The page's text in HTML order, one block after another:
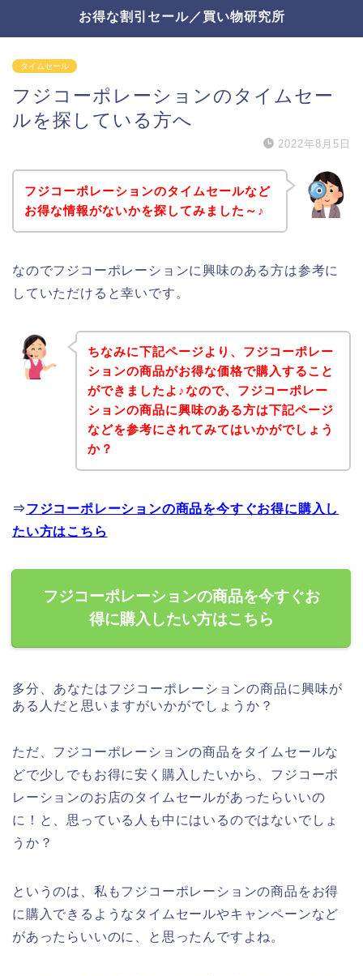
お得な割引セール／買い物研究所
タイムセール
フジコーポレーションのタイムセー
ルを探している方へ
2022年8月5日
フジコーポレーションのタイムセールなど
お得な情報がないかを探してみました～♪
なのでフジコーポレーションに興味のある方は参考に
していただけると幸いです。
ちなみに下記ページより、フジコーポレー
ションの商品がお得な価格で購入すること
ができましたよ♪なので、フジコーポレー
ションの商品に興味のある方は下記ページ
などを参考にされてみてはいかがでしょう
か？
⇒フジコーポレーションの商品を今すぐお得に購入し
たい方はこちら
フジコーポレーションの商品を今すぐお
得に購入したい方はこちら
多分、あなたはフジコーポレーションの商品に興味が
ある人だと思いますがいかがでしょうか？
ただ、フジコーポレーションの商品をタイムセールな
どで少しでもお得に安く購入したいから、フジコーポ
レーションのお店のタイムセールがあったらいいの
に！と、思っている人も中にはいるのではないでしょ
うか？
というのは、私もフジコーポレーションの商品をお得
に購入できるようなタイムセールやキャンペーンなど
があったらいいのに、と思ったんですよね。